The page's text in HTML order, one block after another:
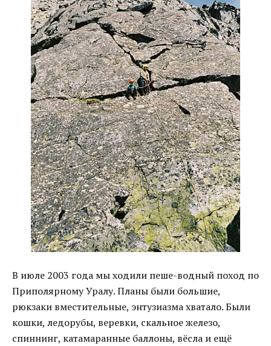
В июле 2003 года мы ходили пеше-водный поход по
Приполярному Уралу. Планы были большие,
рюкзаки вместительные, энтузиазма хватало. Были
кошки, ледорубы, веревки, скальное железо,
спиннинг, катамаранные баллоны, вёсла и ещё